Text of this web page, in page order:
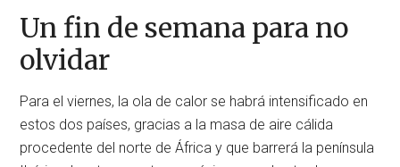
Un fin de semana para no
olvidar
Para el viernes, la ola de calor se habrá intensificado en
estos dos países, gracias a la masa de aire cálida
procedente del norte de África y que barrerá la península